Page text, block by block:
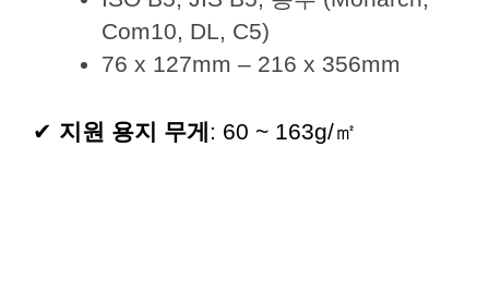
Com10, DL, C5)
76 x 127mm – 216 x 356mm
✔ 지원 용지 무게: 60 ~ 163g/㎡